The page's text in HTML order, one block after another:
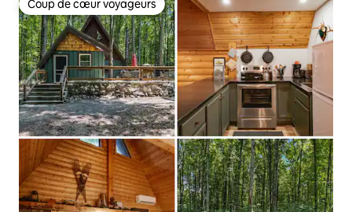
Coup de cœur voyageurs
Coup de cœur voyageurs